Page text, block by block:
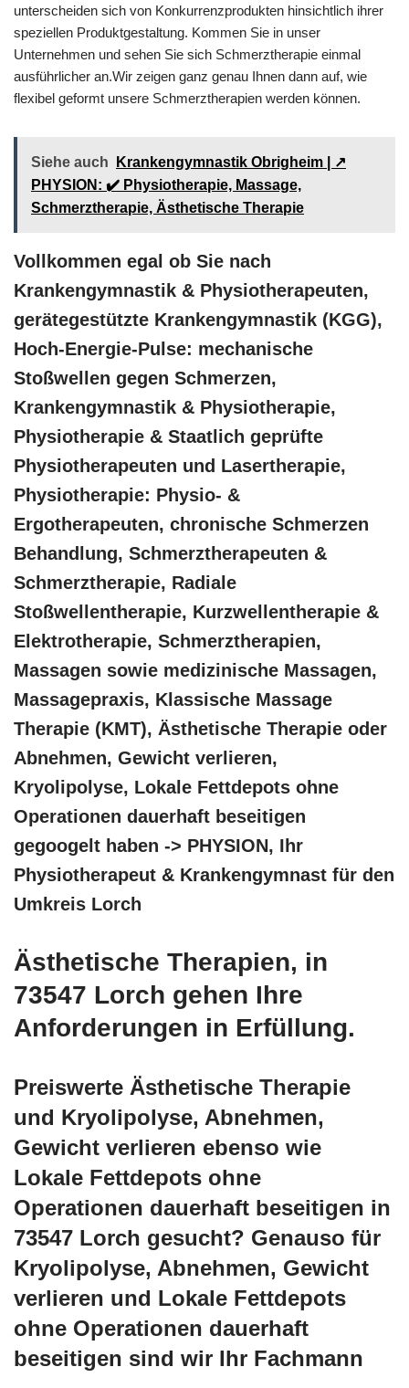
unterscheiden sich von Konkurrenzprodukten hinsichtlich ihrer
speziellen Produktgestaltung. Kommen Sie in unser
Unternehmen und sehen Sie sich Schmerztherapie einmal
ausführlicher an.Wir zeigen ganz genau Ihnen dann auf, wie
flexibel geformt unsere Schmerztherapien werden können.
Siehe auch
Krankengymnastik Obrigheim | ↗️
PHYSION: ✔️ Physiotherapie, Massage,
Schmerztherapie, Ästhetische Therapie
Vollkommen egal ob Sie nach
Krankengymnastik & Physiotherapeuten,
gerätegestützte Krankengymnastik (KGG),
Hoch-Energie-Pulse: mechanische
Stoßwellen gegen Schmerzen,
Krankengymnastik & Physiotherapie,
Physiotherapie & Staatlich geprüfte
Physiotherapeuten und Lasertherapie,
Physiotherapie: Physio- &
Ergotherapeuten, chronische Schmerzen
Behandlung, Schmerztherapeuten &
Schmerztherapie, Radiale
Stoßwellentherapie, Kurzwellentherapie &
Elektrotherapie, Schmerztherapien,
Massagen sowie medizinische Massagen,
Massagepraxis, Klassische Massage
Therapie (KMT), Ästhetische Therapie oder
Abnehmen, Gewicht verlieren,
Kryolipolyse, Lokale Fettdepots ohne
Operationen dauerhaft beseitigen
gegoogelt haben -> PHYSION, Ihr
Physiotherapeut & Krankengymnast für den
Umkreis Lorch
Ästhetische Therapien, in
73547 Lorch gehen Ihre
Anforderungen in Erfüllung.
Preiswerte Ästhetische Therapie
und Kryolipolyse, Abnehmen,
Gewicht verlieren ebenso wie
Lokale Fettdepots ohne
Operationen dauerhaft beseitigen in
73547 Lorch gesucht? Genauso für
Kryolipolyse, Abnehmen, Gewicht
verlieren und Lokale Fettdepots
ohne Operationen dauerhaft
beseitigen sind wir Ihr Fachmann